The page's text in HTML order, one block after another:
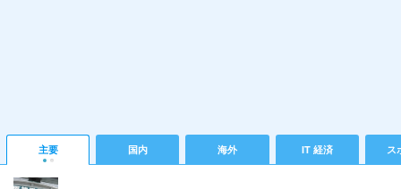
主要 国内 海外 IT 経済 ス